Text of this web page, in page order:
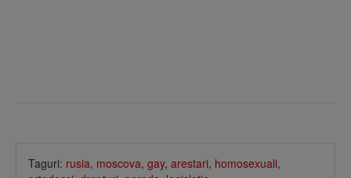
Taguri: rusia, moscova, gay, arestari, homosexuali,